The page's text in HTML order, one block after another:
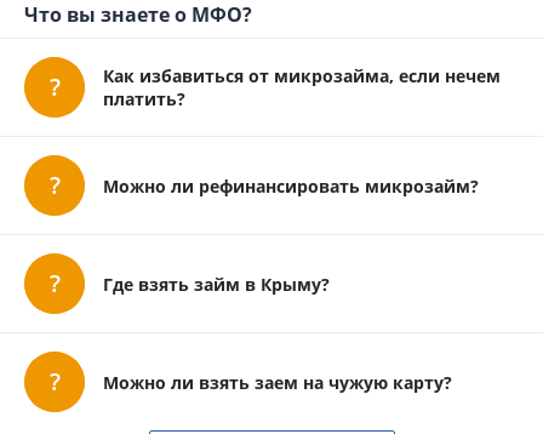
Что вы знаете о МФО?
Как избавиться от микрозайма, если нечем
платить?
Можно ли рефинансировать микрозайм?
Где взять займ в Крыму?
Можно ли взять заем на чужую карту?